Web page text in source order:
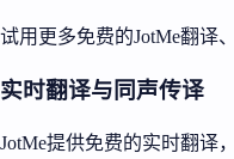
试用更多免费的JotMe翻译
实时翻译与同声传译
JotMe提供免费的实时翻译